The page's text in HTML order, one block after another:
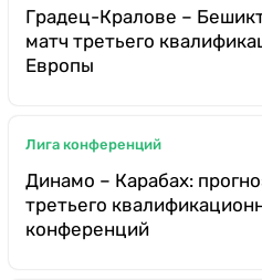
Градец-Кралове –
матч третьего
Европы
Лига конференций
Динамо – Карабах:
третьего
конференций